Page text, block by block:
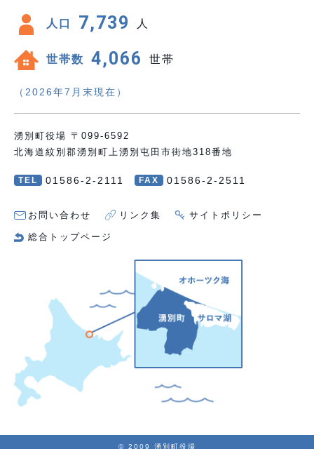
人口 7,739 人
世帯数 4,066 世帯
（2026年7月末現在）
湧別町役場 〒099-6592
北海道紋別郡湧別町上湧別屯田市街地318番地
TEL 01586-2-2111 FAX 01586-2-2511
お問い合わせ リンク集 サイトポリシー
総合トップページ
© 2009 湧別町役場